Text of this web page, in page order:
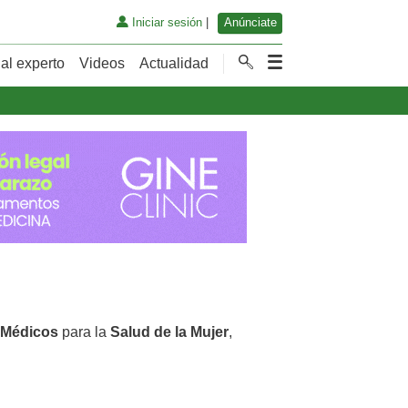
Iniciar sesión| Anúnciate
experto Videos Actualidad
para la Salud de la Mujer,